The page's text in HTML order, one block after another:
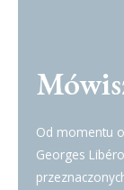
Od momentu
Georges